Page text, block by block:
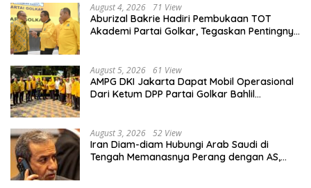
August 4, 2026 71 View
Aburizal Bakrie Hadiri Pembukaan TOT
Akademi Partai Golkar, Tegaskan Pentingnya
August 5, 2026 61 View
AMPG DKI Jakarta Dapat Mobil Operasional
Dari Ketum DPP Partai Golkar Bahlil
August 3, 2026 52 View
Iran Diam-diam Hubungi Arab Saudi di
Tengah Memanasnya Perang dengan AS,